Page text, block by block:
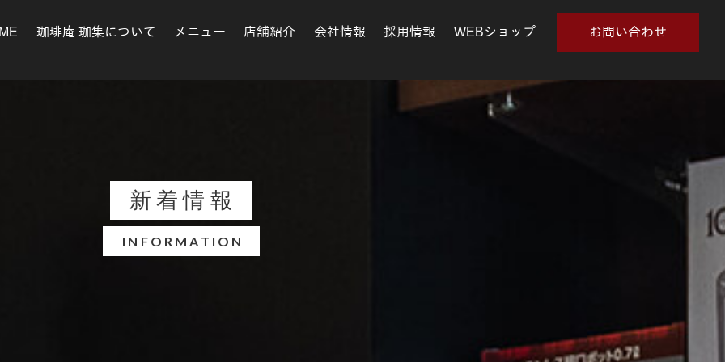
珈琲庵 珈集について メニュー 店舗紹介 会社情報 採用情報 WEBショップ お問い合わせ
新着情報
INFORMATION